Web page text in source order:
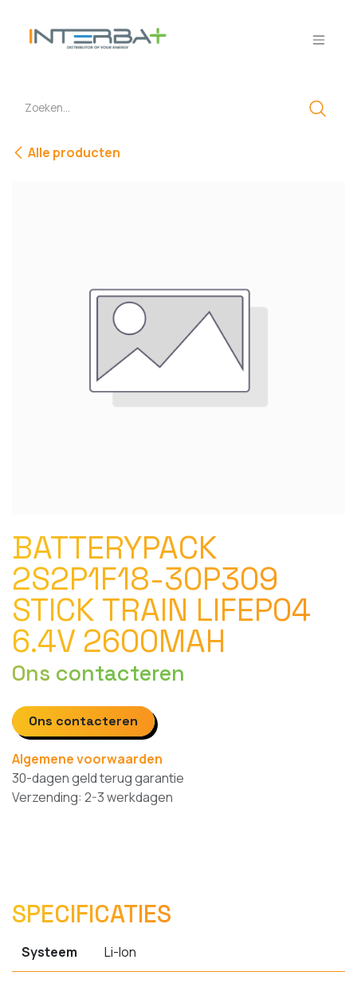
Alle producten
BATTERYPACK
2S2P1F18-30P309
STICK TRAIN LIFEP04
6.4V 2600MAH
Ons contacteren
Ons contacteren
Algemene voorwaarden
30-dagen geld terug garantie
Verzending: 2-3 werkdagen
SPECIFICATIES
Systeem Li-Ion